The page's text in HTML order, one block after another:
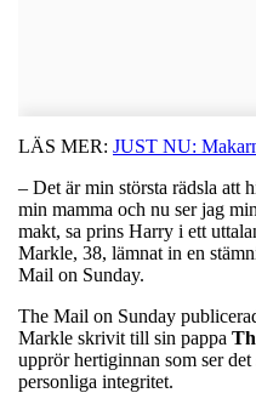
LÄS MER: JUST NU:
– Det är min största rädsla att
min mamma och nu ser jag
makt, sa prins Harry i ett
Markle, 38, lämnat in en
Mail on Sunday.
The Mail on Sunday
Markle skrivit till sin pappa
upprör hertiginnan som ser
personliga integritet.